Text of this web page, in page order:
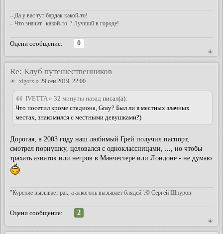
– Да у вас тут бардак какой-то!
– Что значит "какой-то"? Лучший в городе!
Оцени сообщение:
0
Re: Клуб путешественников
xigorx » 29 сен 2019, 22:00
IVETTA » 32 минуты назад писал(а):
Что посетил кроме стадиона, Gray? Был ли в местных злачных
местах, знакомился с местными девушками?)
Дорогая, в 2003 году наш любимый Грей получил паспорт,
смотрел порнушку, целовался с одноклассницами, ..., но чтобы
трахать азиаток или негров в Манчестере или Лондоне - не думаю
"Курение вызывает рак, а алкоголь вызывает блядей".© Сергей Шнуров.
Оцени сообщение:
2